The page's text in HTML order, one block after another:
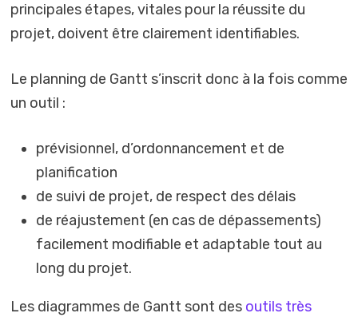
principales étapes, vitales pour la réussite du
projet, doivent être clairement identifiables.
Le planning de Gantt s’inscrit donc à la fois comme
un outil :
prévisionnel, d’ordonnancement et de
planification
de suivi de projet, de respect des délais
de réajustement (en cas de dépassements)
facilement modifiable et adaptable tout au
long du projet.
Les diagrammes de Gantt sont des outils très